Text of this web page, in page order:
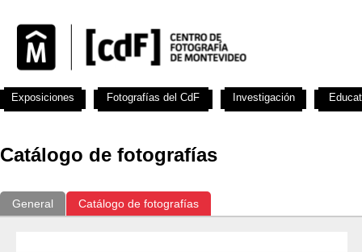
Catálogo de fotografías
General Catálogo de fotografías
Exposiciones Fotografías del CdF Investigación